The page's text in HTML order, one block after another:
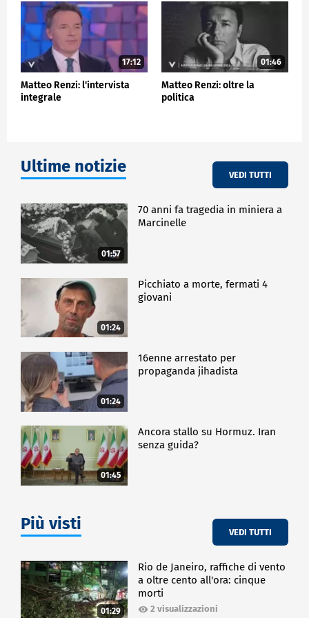
POLITICA
17:12
Matteo Renzi: l'intervista
integrale
01:46
Matteo Renzi: oltre la
politica
Ultime notizie VEDI TUTTI
01:57
70 anni fa tragedia in miniera a
Marcinelle
01:24
Picchiato a morte, fermati 4
giovani
01:24
16enne arrestato per
propaganda jihadista
01:45
Ancora stallo su Hormuz. Iran
senza guida?
Più visti VEDI TUTTI
01:29
Rio de Janeiro, raffiche di vento
a oltre cento all'ora: cinque
morti
2 visualizzazioni